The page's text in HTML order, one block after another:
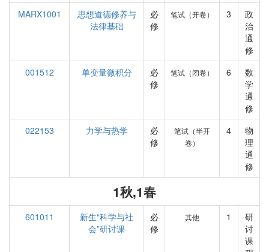
MARX1001
思想道德修养与
法律基础
必
修
笔试（开卷） 3
政
治
通
修
001512
单变量微积分
必
修
笔试（闭卷） 6
数
学
通
修
022153
力学与热学
必
修
笔试（半开
卷）
4
物
理
通
修
1秋,1春
601011
新生“科学与社
会”研讨课
必
修
其他 1
研
讨
课